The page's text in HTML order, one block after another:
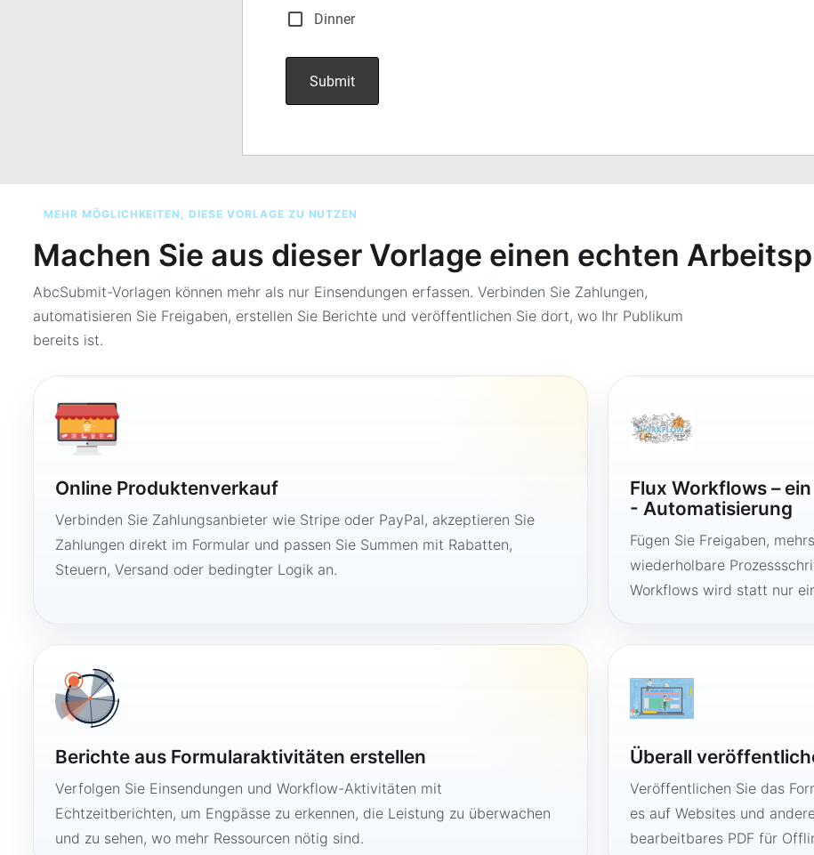
MEHR MÖGLICHKEITEN, DIESE VORLAGE ZU NUTZEN
Machen Sie aus dieser Vorlage einen echten
AbcSubmit-Vorlagen können mehr als nur Einsendungen erfassen. Verbinden Sie Zahlungen,
automatisieren Sie Freigaben, erstellen Sie Berichte und veröffentlichen Sie dort, wo Ihr Publikum
bereits ist.
Online Produktenverkauf
Verbinden Sie Zahlungsanbieter wie Stripe oder PayPal, akzeptieren Sie
Zahlungen direkt im Formular und passen Sie Summen mit Rabatten,
Steuern, Versand oder bedingter Logik an.
Flux Workflows –
- Automatisierung
Fügen Sie Freigaben,
wiederholbare
Workflows wird statt nur
Berichte aus Formularaktivitäten erstellen
Verfolgen Sie Einsendungen und Workflow-Aktivitäten mit
Echtzeitberichten, um Engpässe zu erkennen, die Leistung zu überwachen
und zu sehen, wo mehr Ressourcen nötig sind.
Überall
Veröffentlichen Sie das
es auf Websites und
bearbeitbares PDF für